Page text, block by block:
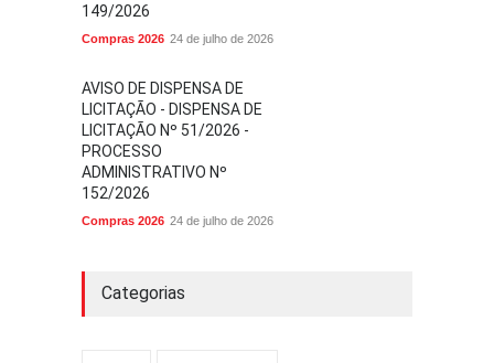
149/2026
Compras 2026 24 de julho de 2026
AVISO DE DISPENSA DE
LICITAÇÃO - DISPENSA DE
LICITAÇÃO Nº 51/2026 -
PROCESSO
ADMINISTRATIVO Nº
152/2026
Compras 2026 24 de julho de 2026
Categorias